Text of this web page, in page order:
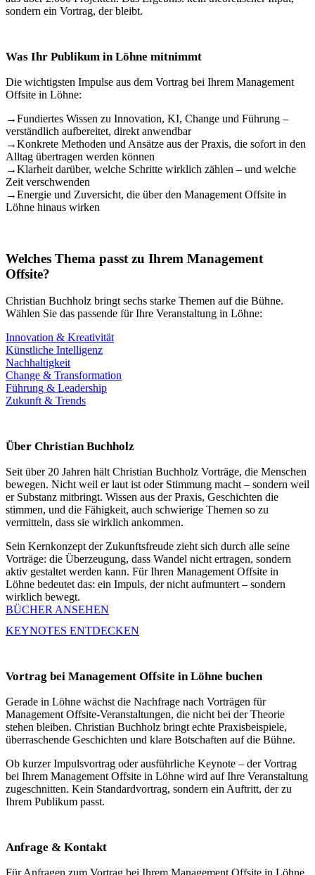
sondern ein Vortrag, der bleibt.
Was Ihr Publikum in Löhne mitnimmt
Die wichtigsten Impulse aus dem Vortrag bei Ihrem Management
Offsite in Löhne:
→Fundiertes Wissen zu Innovation, KI, Change und Führung –
verständlich aufbereitet, direkt anwendbar
→Konkrete Methoden und Ansätze aus der Praxis, die sofort in den
Alltag übertragen werden können
→Klarheit darüber, welche Schritte wirklich zählen – und welche
Zeit verschwenden
→Energie und Zuversicht, die über den Management Offsite in
Löhne hinaus wirken
Welches Thema passt zu Ihrem Management
Offsite?
Christian Buchholz bringt sechs starke Themen auf die Bühne.
Wählen Sie das passende für Ihre Veranstaltung in Löhne:
Innovation & Kreativität
Künstliche Intelligenz
Nachhaltigkeit
Change & Transformation
Führung & Leadership
Zukunft & Trends
Über Christian Buchholz
Seit über 20 Jahren hält Christian Buchholz Vorträge, die Menschen
bewegen. Nicht weil er laut ist oder Stimmung macht – sondern weil
er Substanz mitbringt. Wissen aus der Praxis, Geschichten die
stimmen, und die Fähigkeit, auch schwierige Themen so zu
vermitteln, dass sie wirklich ankommen.
Sein Kernkonzept der Zukunftsfreude zieht sich durch alle seine
Vorträge: die Überzeugung, dass Wandel nicht ertragen, sondern
aktiv gestaltet werden kann. Für Ihren Management Offsite in
Löhne bedeutet das: ein Impuls, der nicht aufmuntert – sondern
wirklich bewegt.
BÜCHER ANSEHEN
KEYNOTES ENTDECKEN
Vortrag bei Management Offsite in Löhne buchen
Gerade in Löhne wächst die Nachfrage nach Vorträgen für
Management Offsite-Veranstaltungen, die nicht bei der Theorie
stehen bleiben. Christian Buchholz bringt echte Praxisbeispiele,
überraschende Geschichten und klare Botschaften auf die Bühne.
Ob kurzer Impulsvortrag oder ausführliche Keynote – der Vortrag
bei Ihrem Management Offsite in Löhne wird auf Ihre Veranstaltung
zugeschnitten. Kein Standardvortrag, sondern ein Auftritt, der zu
Ihrem Publikum passt.
Anfrage & Kontakt